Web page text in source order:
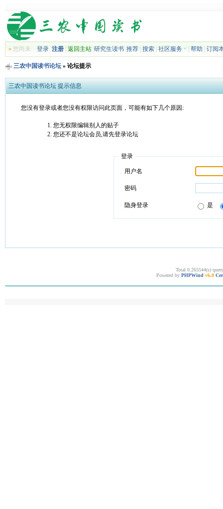
»您尚未 登录 注册| 返回主站| 研究生读书| 推荐| 搜索| 社区服务 帮助 订阅
三农中国读书论坛» 论坛提示
三农中国读书论坛 提示信息
您没有登录或者您没有权限访问此页面，可能有如下几个原因:
您无权限编辑别人的贴子
您还不是论坛会员,请先登录论坛
登录
用户名
密码
隐身登录 是
Total 0.265544(s)
Powered by PHPWind v6.0